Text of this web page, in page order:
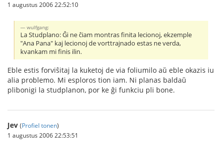
1 augustus 2006 22:52:10
wulfgang:
La Studplano: Ĝi ne ĉiam montras finita lecionoj, ekzemple
"Ana Pana" kaj lecionoj de vorttrajnado estas ne verda,
kvankam mi finis ilin.
Eble estis forviŝitaj la kuketoj de via foliumilo aŭ eble okazis iu
alia problemo. Mi esploros tion iam. Ni planas baldaŭ
plibonigi la studplanon, por ke ĝi funkciu pli bone.
Jev (Profiel tonen)
1 augustus 2006 22:53:51